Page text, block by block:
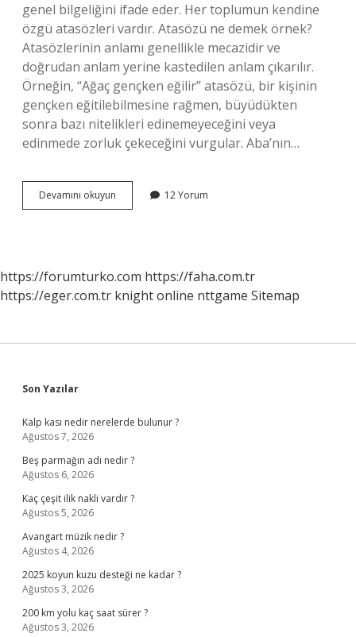
genel bilgeliğini ifade eder. Her toplumun kendine
özgü atasözleri vardır. Atasözü ne demek örnek?
Atasözlerinin anlamı genellikle mecazidir ve
doğrudan anlam yerine kastedilen anlam çıkarılır.
Örneğin, “Ağaç gençken eğilir” atasözü, bir kişinin
gençken eğitilebilmesine rağmen, büyüdükten
sonra bazı nitelikleri edinemeyeceğini veya
edinmede zorluk çekeceğini vurgular. Aba’nın…
Devamını okuyun Atasözü
Ne
12 Yorum
https://forumturko.com https://faha.com.tr
https://eger.com.tr knight online nttgame Sitemap
Sidebar
Son Yazılar
Kalp kası nedir nerelerde bulunur ?
Ağustos 7, 2026
Beş parmağın adı nedir ?
Ağustos 6, 2026
Kaç çeşit ilik nakli vardır ?
Ağustos 5, 2026
Avangart müzik nedir ?
Ağustos 4, 2026
2025 koyun kuzu desteği ne kadar ?
Ağustos 3, 2026
200 km yolu kaç saat sürer ?
Ağustos 3, 2026